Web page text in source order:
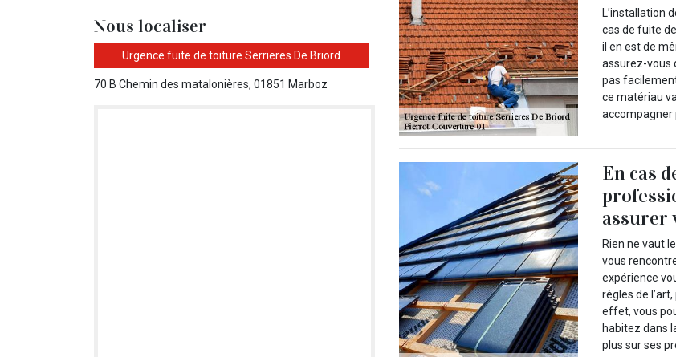
Nous localiser
Urgence fuite de toiture Serrieres De Briord
70 B Chemin des matalonières, 01851 Marboz
L’installation
cas de fuite
il en est de
assurez-vous
pas
ce matériau
accompagner
En cas
assurer
Rien ne vaut
vous
expérience
règles de
effet, vous
habitez dans
plus sur ses